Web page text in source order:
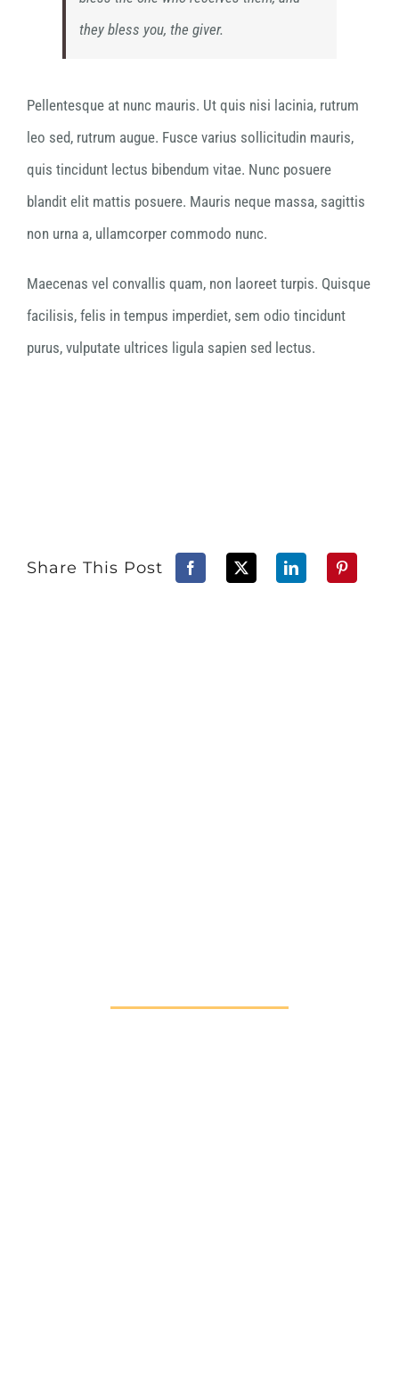
they bless you, the giver.
Pellentesque at nunc mauris. Ut quis nisi lacinia, rutrum
leo sed, rutrum augue. Fusce varius sollicitudin mauris,
quis tincidunt lectus bibendum vitae. Nunc posuere
blandit elit mattis posuere. Mauris neque massa, sagittis
non urna a, ullamcorper commodo nunc.
Maecenas vel convallis quam, non laoreet turpis. Quisque
facilisis, felis in tempus imperdiet, sem odio tincidunt
purus, vulputate ultrices ligula sapien sed lectus.
Share This Post